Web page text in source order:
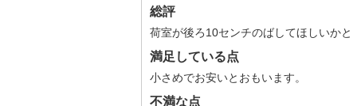
総評
荷室が後ろ10センチのばしてほしいかと
満足している点
小さめでお安いとおもいます。
不満な点